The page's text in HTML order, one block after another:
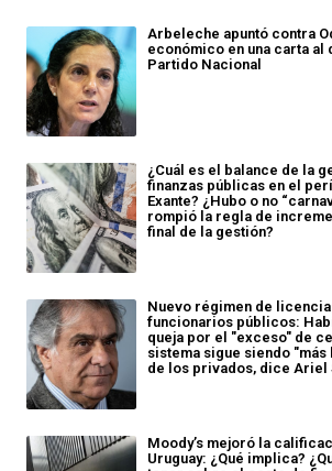
Arbeleche apuntó contra
económico en una carta al
Partido Nacional
¿Cuál es el balance de la
finanzas públicas en el
Exante? ¿Hubo o no
rompió la regla de
final de la gestión?
Nuevo régimen de
funcionarios públicos:
queja por el "exceso" de
sistema sigue siendo "más
de los privados, dice Ariel
Moody’s mejoró la
Uruguay: ¿Qué implica?